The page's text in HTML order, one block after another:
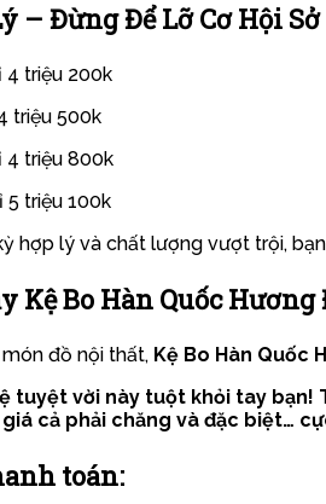
– Đừng Để Lỡ Cơ Hội
4 triệu 200k
triệu 500k
4 triệu 800k
5 triệu 100k
hợp lý và chất lượng vượt trội,
Kệ Bo Hàn Quốc
đồ nội thất, Kệ Bo Hàn Quốc
tuyệt vời này tuột khỏi tay bạn!
cả phải chăng và đặc biệt…
toán: